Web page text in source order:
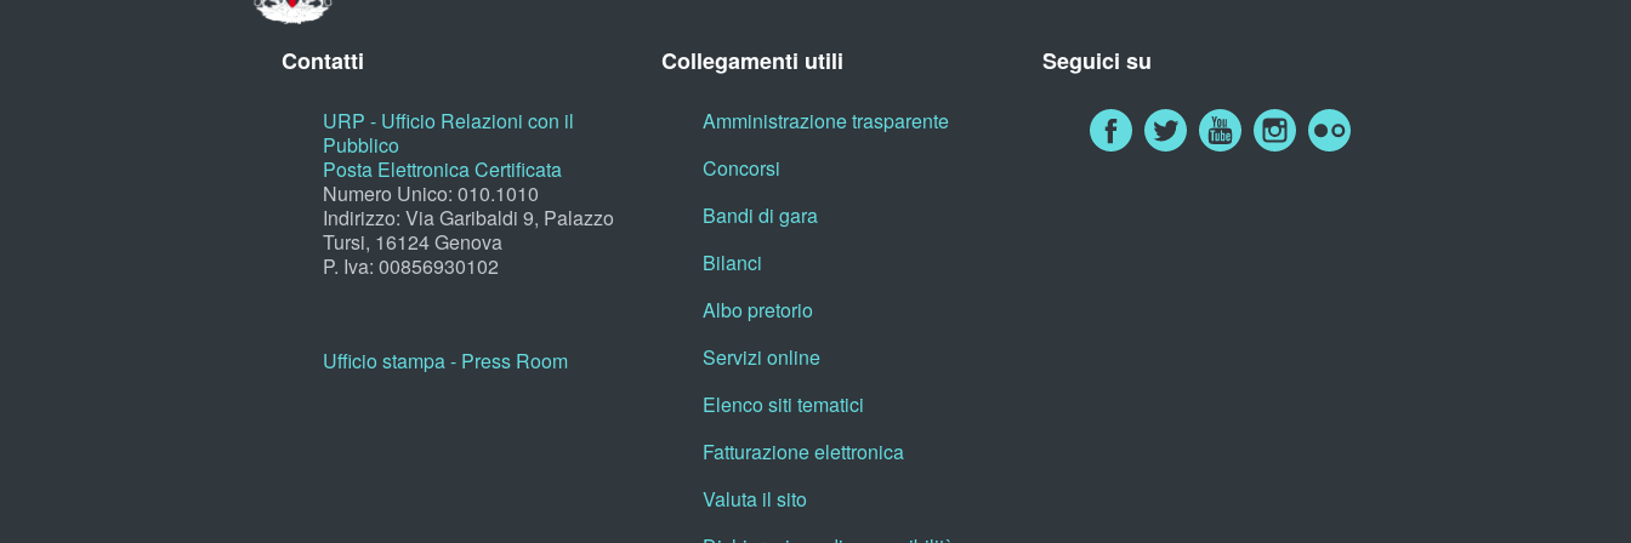
Contatti
URP - Ufficio Relazioni con il
Pubblico
Posta Elettronica Certificata
Numero Unico: 010.1010
Indirizzo: Via Garibaldi 9, Palazzo
Tursi, 16124 Genova
P. Iva: 00856930102
Ufficio stampa - Press Room
Collegamenti utili
Amministrazione trasparente
Concorsi
Bandi di gara
Bilanci
Albo pretorio
Servizi online
Elenco siti tematici
Fatturazione elettronica
Valuta il sito
Seguici su